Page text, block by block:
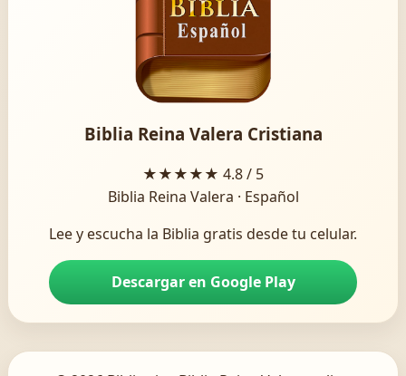
Biblia Reina Valera Cristiana
★★★★★ 4.8 / 5
Biblia Reina Valera · Español
Lee y escucha la Biblia gratis desde tu celular.
Descargar en Google Play